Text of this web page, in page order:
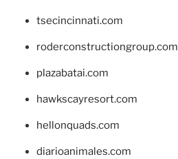
tsecincinnati.com
roderconstructiongroup.com
plazabatai.com
hawkscayresort.com
hellonquads.com
diarioanimales.com